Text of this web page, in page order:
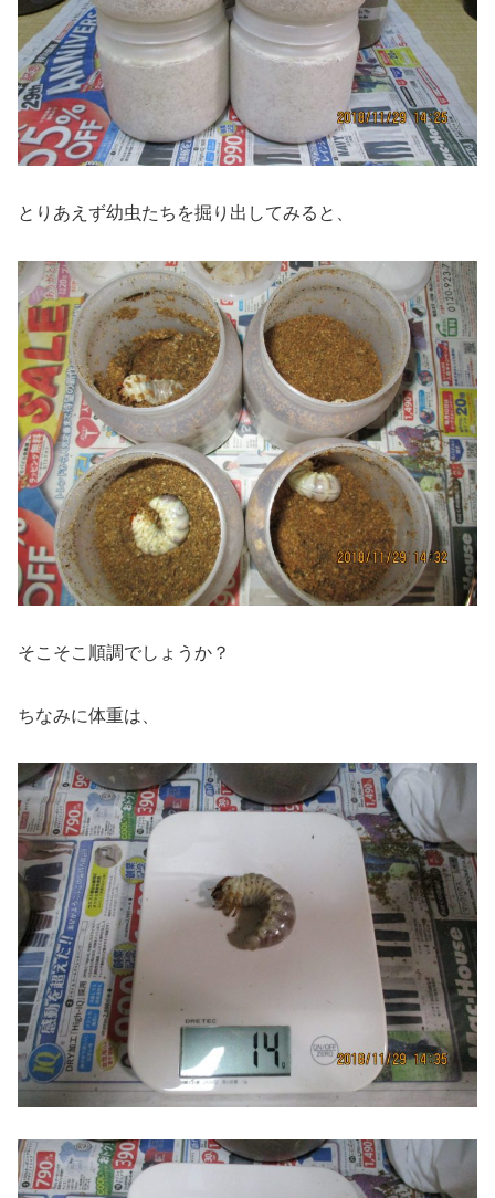
とりあえず幼虫たちを掘り出してみると、
そこそこ順調でしょうか？
ちなみに体重は、